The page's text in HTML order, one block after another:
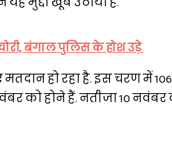
बंगाल पुलिस के होश उड़े
हो रहा है. इस चरण में
को होने हैं. नतीजा 10 नवंबर